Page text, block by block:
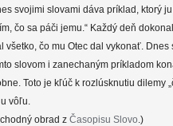
svojimi slovami dáva príklad, ktorý
čo sa páči jemu.“ Každý deň
všetko, čo mu Otec dal vykonať. Dnes
slovom i zanechaným príkladom
Toto je kľúč k rozlúsknutiu dilemy
vôľu.
obrad z Časopisu Slovo.)